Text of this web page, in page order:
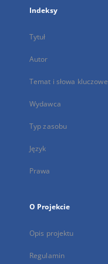
Indeksy
Tytuł
Autor
Temat i słowa kluczowe
Wydawca
Typ zasobu
Język
Prawa
O Projekcie
Opis projektu
Regulamin